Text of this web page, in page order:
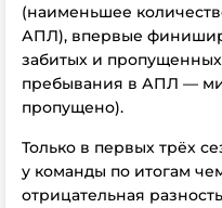
(наименьшее
АПЛ), впервые
забитых и
пребывания в АПЛ ––
пропущено).
Только в первых трёх
у команды по итогам
отрицательная